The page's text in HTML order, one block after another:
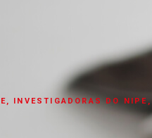
INVESTIGADORAS DO